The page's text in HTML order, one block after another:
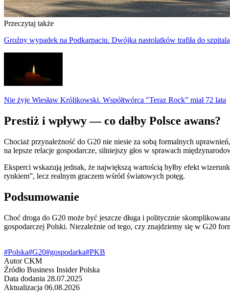
Przeczytaj także
Groźny wypadek na Podkarpaciu. Dwójka nastolatków trafiła do
Nie żyje Wiesław Królikowski. Współtwórca "Teraz Rock” miał 72 lata
Prestiż i wpływy — co dałby Polsce awans?
Chociaż przynależność do G20 nie niesie za sobą formalnych
na lepsze relacje gospodarcze, silniejszy głos w sprawach
Eksperci wskazują jednak, że największą wartością byłby efekt
rynkiem”, lecz realnym graczem wśród światowych potęg.
Podsumowanie
Choć droga do G20 może być jeszcze długa i politycznie
gospodarczej Polski. Niezależnie od tego, czy znajdziemy się w G20
#Polska#G20#gospodarka#PKB
Autor CKM
Źródło Business Insider Polska
Data dodania 28.07.2025
Aktualizacja 06.08.2026